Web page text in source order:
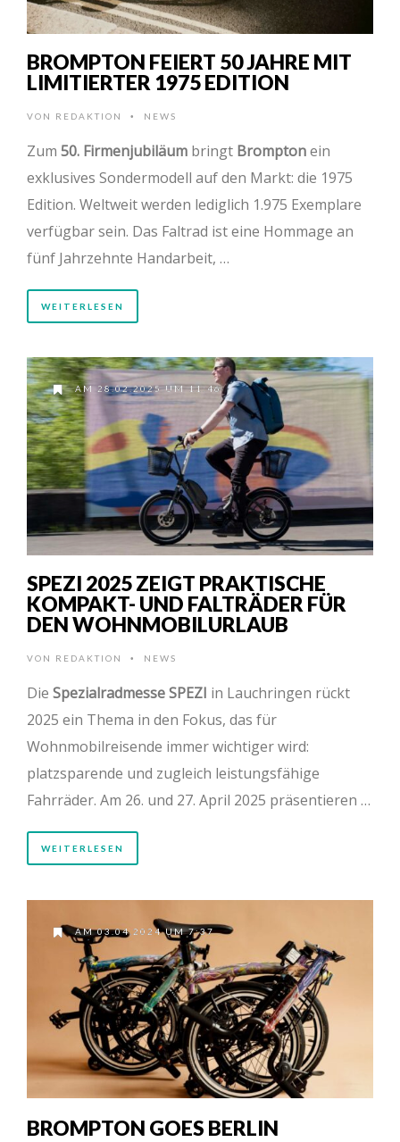
BROMPTON FEIERT 50 JAHRE MIT
LIMITIERTER 1975 EDITION
VON REDAKTION • NEWS
Zum 50. Firmenjubiläum bringt Bromptonein
exklusives Sondermodell auf den Markt: die 1975
Edition. Weltweit werden lediglich 1.975 Exemplare
verfügbar sein. Das Faltrad ist eine Hommage an
fünf Jahrzehnte Handarbeit, …
WEITERLESEN
AM 28.02.2025 UM 11:46
SPEZI 2025 ZEIGT PRAKTISCHE
KOMPAKT- UND FALTRÄDER FÜR
DEN WOHNMOBILURLAUB
VON REDAKTION • NEWS
Die Spezialradmesse SPEZI in Lauchringen rückt
2025 ein Thema in den Fokus, das für
Wohnmobilreisende immer wichtiger wird:
platzsparende und zugleich leistungsfähige
Fahrräder. Am 26. und 27. April 2025 präsentieren …
WEITERLESEN
AM 03.04.2024 UM 7:37
BROMPTON GOES BERLIN